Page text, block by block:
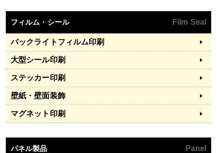
フィルム・シール Film Seal
バックライトフィルム印刷
大型シール印刷
ステッカー印刷
壁紙・壁面装飾
マグネット印刷
パネル製品 Panel